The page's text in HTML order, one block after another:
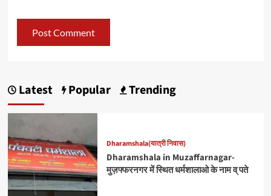
Latest Popular Trending
Dharamshala(यात्री निवास)
Dharamshala in Muzaffarnagar-
मुज़फ्फरनगर में स्थित धर्मशालाओ के नाम व् पते